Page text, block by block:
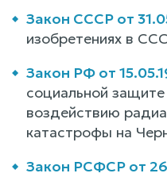
Закон СССР от
изобретениях в
Закон РФ от
социальной
воздействию
катастрофы на
Закон РСФСР от